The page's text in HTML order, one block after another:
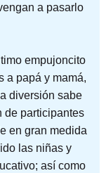
a pasarlo
empujoncito
a papá y mamá,
diversión sabe
de participantes
en gran medida
las niñas y
así como